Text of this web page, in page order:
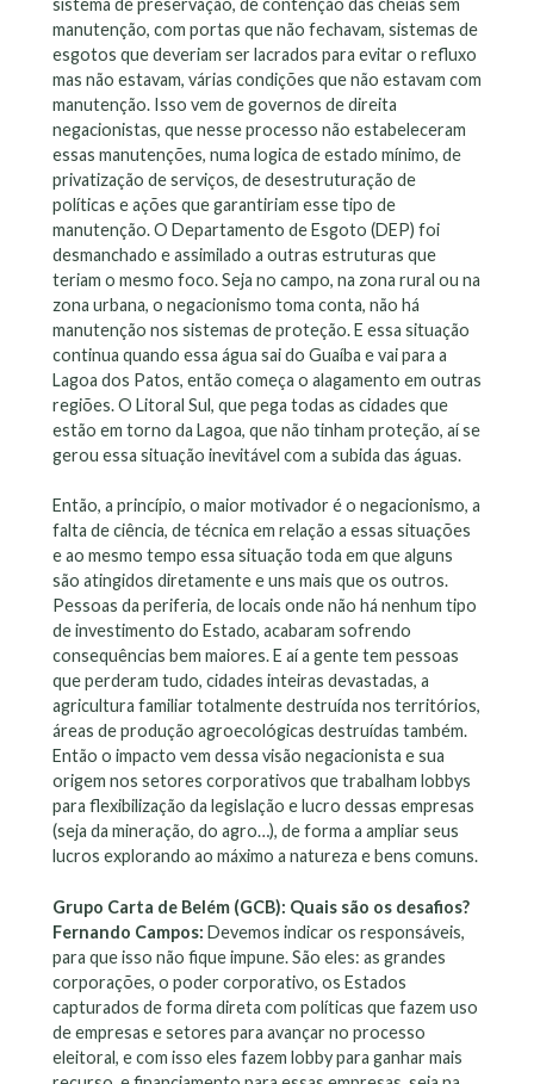
manutenção, com portas que não fechavam, sistemas de
esgotos que deveriam ser lacrados para evitar o refluxo
mas não estavam, várias condições que não estavam com
manutenção. Isso vem de governos de direita
negacionistas, que nesse processo não estabeleceram
essas manutenções, numa logica de estado mínimo, de
privatização de serviços, de desestruturação de
políticas e ações que garantiriam esse tipo de
manutenção. O Departamento de Esgoto (DEP) foi
desmanchado e assimilado a outras estruturas que
teriam o mesmo foco. Seja no campo, na zona rural ou na
zona urbana, o negacionismo toma conta, não há
manutenção nos sistemas de proteção. E essa situação
continua quando essa água sai do Guaíba e vai para a
Lagoa dos Patos, então começa o alagamento em outras
regiões. O Litoral Sul, que pega todas as cidades que
estão em torno da Lagoa, que não tinham proteção, aí se
gerou essa situação inevitável com a subida das águas.
Então, a princípio, o maior motivador é o negacionismo, a
falta de ciência, de técnica em relação a essas situações
e ao mesmo tempo essa situação toda em que alguns
são atingidos diretamente e uns mais que os outros.
Pessoas da periferia, de locais onde não há nenhum tipo
de investimento do Estado, acabaram sofrendo
consequências bem maiores. E aí a gente tem pessoas
que perderam tudo, cidades inteiras devastadas, a
agricultura familiar totalmente destruída nos territórios,
áreas de produção agroecológicas destruídas também.
Então o impacto vem dessa visão negacionista e sua
origem nos setores corporativos que trabalham lobbys
para flexibilização da legislação e lucro dessas empresas
(seja da mineração, do agro…), de forma a ampliar seus
lucros explorando ao máximo a natureza e bens comuns.
Grupo Carta de Belém (GCB): Quais são os desafios?
Fernando Campos: Devemos indicar os responsáveis,
para que isso não fique impune. São eles: as grandes
corporações, o poder corporativo, os Estados
capturados de forma direta com políticas que fazem uso
de empresas e setores para avançar no processo
eleitoral, e com isso eles fazem lobby para ganhar mais